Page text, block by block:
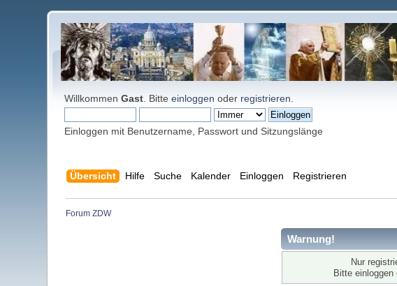
WillkommenGast . Bitteeinloggen oder registrieren
Einloggen mit Benutzername, Passwort und Sitzungslänge
Übersicht Hilfe Suche Kalender Einloggen Registrieren
Forum ZDW
Warnung!
Nur
Bitte einloggen